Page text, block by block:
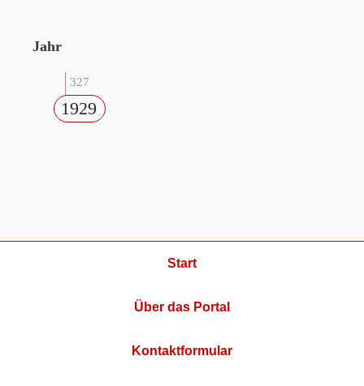
Jahr
327
1929
Start
Über das Portal
Kontaktformular